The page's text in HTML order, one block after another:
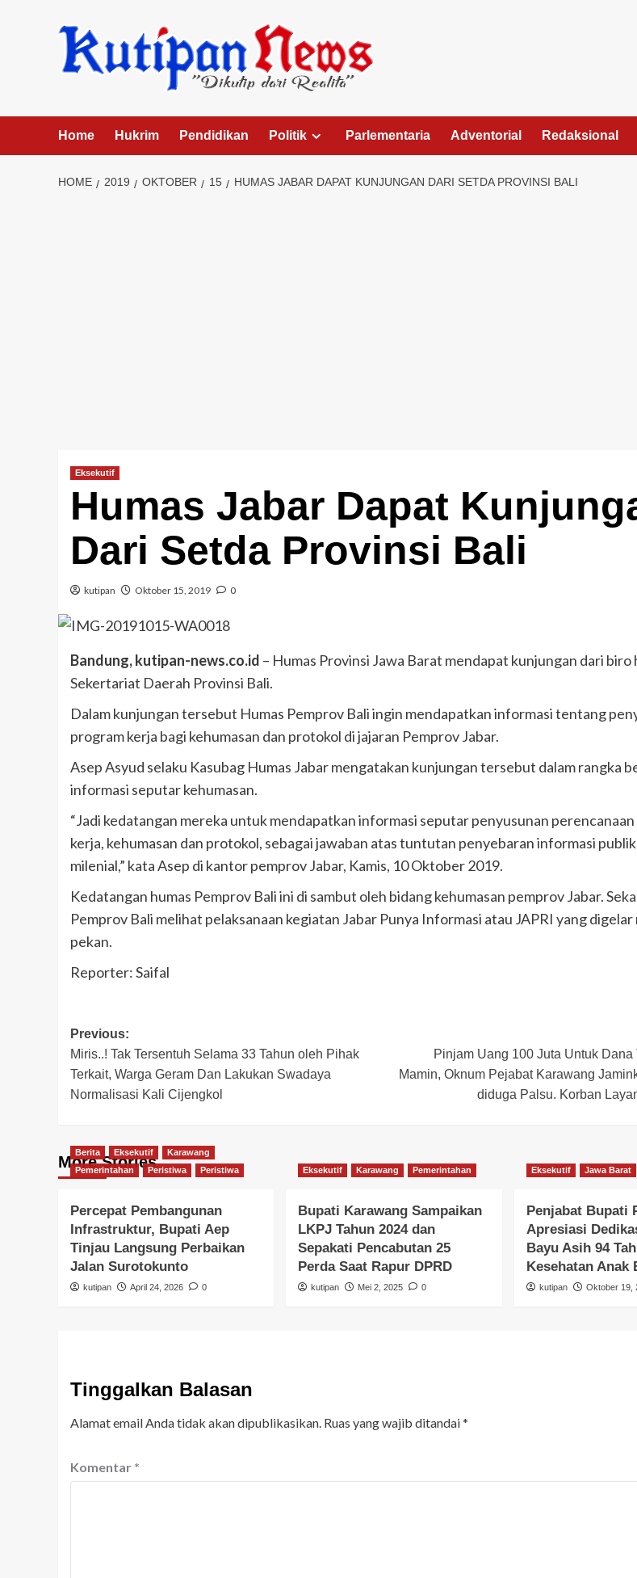
Home Hukrim Pendidikan Politik Parlementaria Adventorial Redaksional
HOME 2019 OKTOBER 15 HUMAS JABAR DAPAT KUNJUNGAN DARI SETDA PROVINSI BALI
Eksekutif
Humas Jabar Dapat
Dari Setda Provinsi Bali
kutipan Oktober 15, 2019 0
Bandung, kutipan-news.co.id – Humas Provinsi Jawa Barat mendapat kunjungan dari biro
Sekertariat Daerah Provinsi Bali.
Dalam kunjungan tersebut Humas Pemprov Bali ingin mendapatkan informasi tentang
program kerja bagi kehumasan dan protokol di jajaran Pemprov Jabar.
Asep Asyud selaku Kasubag Humas Jabar mengatakan kunjungan tersebut dalam rangka
informasi seputar kehumasan.
“Jadi kedatangan mereka untuk mendapatkan informasi seputar penyusunan
kerja, kehumasan dan protokol, sebagai jawaban atas tuntutan penyebaran informasi
milenial,” kata Asep di kantor pemprov Jabar, Kamis, 10 Oktober 2019.
Kedatangan humas Pemprov Bali ini di sambut oleh bidang kehumasan pemprov Jabar.
Pemprov Bali melihat pelaksanaan kegiatan Jabar Punya Informasi atau JAPRI yang
pekan.
Reporter: Saifal
Post
navigation
Previous:
Miris..! Tak Tersentuh Selama 33 Tahun oleh Pihak
Terkait, Warga Geram Dan Lakukan Swadaya
Normalisasi Kali Cijengkol
Pinjam Uang 100 Juta Untuk Dana
Mamin, Oknum Pejabat Karawang
diduga Palsu. Korban
More Stories
Berita Eksekutif
Karawang
Pemerintahan
Peristiwa Peristiwa
Percepat Pembangunan
Infrastruktur, Bupati Aep
Tinjau Langsung Perbaikan
Jalan Surotokunto
kutipan April 24, 2026 0
Eksekutif Karawang Pemerintahan
Bupati Karawang Sampaikan
LKPJ Tahun 2024 dan
Sepakati Pencabutan 25
Perda Saat Rapur DPRD
kutipan Mei 2, 2025 0
Eksekutif Jawa Barat
Penjabat Bupati
Apresiasi
Bayu Asih 94
Kesehatan Anak
kutipan Oktober 19,
Tinggalkan Balasan
Alamat email Anda tidak akan dipublikasikan. Ruas yang wajib ditandai*
Komentar *